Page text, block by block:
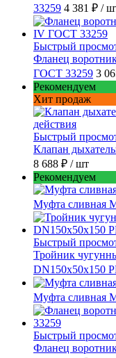
33259 4 381 ₽ /
Быстрый
Фланец
ГОСТ 33259 3
Рекомендуем
Хит продаж
Быстрый
Клапан
8 688 ₽ / шт
Рекомендуем
Муфта сливная
Быстрый
Тройник
DN150х50х150
Муфта сливная
Быстрый
Фланец